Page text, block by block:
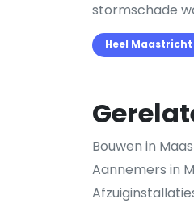
stormschade
Heel Maastricht
Bouwen in
Aannemers in